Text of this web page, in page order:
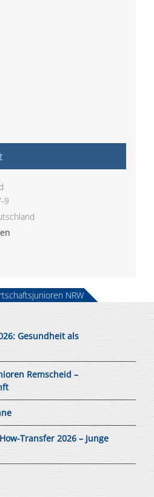
9
Gesundheit als
Remscheid –
Transfer 2026 – Junge
NRW